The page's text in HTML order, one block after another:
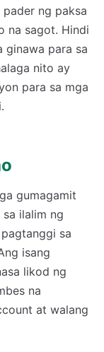
ng paksa
na sagot. Hindi
ginawa para sa
nito ay
para sa mga
gumagamit
ilalim ng
sa
isang
likod ng
na
at walang